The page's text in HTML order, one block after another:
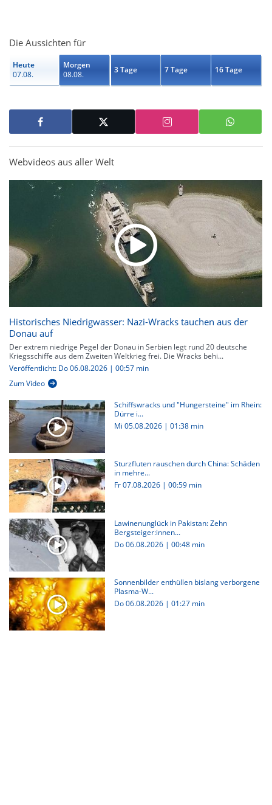
Die Aussichten für
Heute
07.08.
Morgen
08.08.
3 Tage 7 Tage 16 Tage
Webvideos aus aller Welt
Historisches Niedrigwasser: Nazi-Wracks tauchen aus der
Donau auf
Der extrem niedrige Pegel der Donau in Serbien legt rund 20 deutsche
Kriegsschiffe aus dem Zweiten Weltkrieg frei. Die Wracks behi...
Veröffentlicht: Do 06.08.2026 | 00:57 min
Zum Video
Schiffswracks und "Hungersteine" im Rhein:
Dürre i...
Mi 05.08.2026 | 01:38 min
Sturzfluten rauschen durch China: Schäden
in mehre...
Fr 07.08.2026 | 00:59 min
Lawinenunglück in Pakistan: Zehn
Bergsteiger:innen...
Do 06.08.2026 | 00:48 min
Sonnenbilder enthüllen bislang verborgene
Plasma-W...
Do 06.08.2026 | 01:27 min